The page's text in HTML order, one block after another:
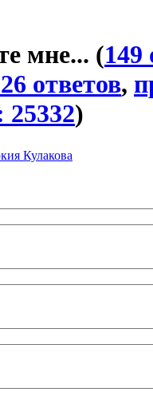
мне... (149
ответов,
25332)
Кулакова